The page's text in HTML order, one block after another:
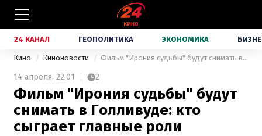
24 КАНАЛ ГЕОПОЛИТИКА ЭКОНОМИКА
Кино Киноновости Фильм "Ирония судьбы" будут снимать в Голливуде: кто сыграет главные роли
14 апреля, 22:01 2
Фильм "Ирония судьбы" будут
снимать в Голливуде: кто
сыграет главные роли